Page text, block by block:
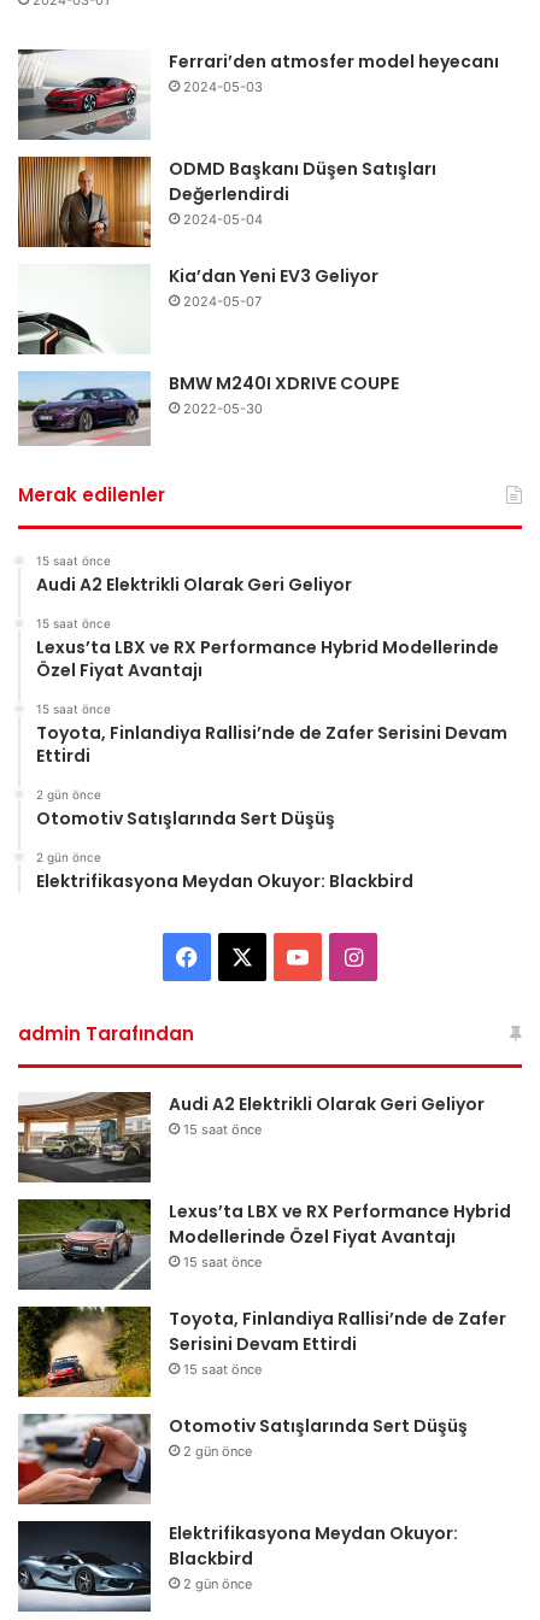
Ferrari’den atmosfer model heyecanı
2024-05-03
ODMD Başkanı Düşen Satışları
Değerlendirdi
2024-05-04
Kia’dan Yeni EV3 Geliyor
2024-05-07
BMW M240I XDRIVE COUPE
2022-05-30
Merak edilenler
15 saat önce
Audi A2 Elektrikli Olarak Geri Geliyor
15 saat önce
Lexus’ta LBX ve RX Performance Hybrid Modellerinde
Özel Fiyat Avantajı
15 saat önce
Toyota, Finlandiya Rallisi’nde de Zafer Serisini Devam
Ettirdi
2 gün önce
Otomotiv Satışlarında Sert Düşüş
2 gün önce
Elektrifikasyona Meydan Okuyor: Blackbird
Facebook YouTubeInstagram
admin Tarafından
Audi A2 Elektrikli Olarak Geri Geliyor
15 saat önce
Lexus’ta LBX ve RX Performance Hybrid
Modellerinde Özel Fiyat Avantajı
15 saat önce
Toyota, Finlandiya Rallisi’nde de Zafer
Serisini Devam Ettirdi
15 saat önce
Otomotiv Satışlarında Sert Düşüş
2 gün önce
Elektrifikasyona Meydan Okuyor:
Blackbird
2 gün önce